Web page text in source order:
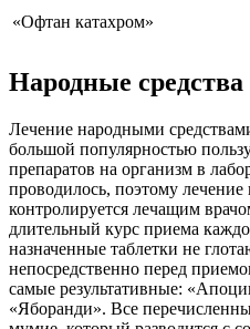
«Офтан катахром»
Народные средства
Лечение народными
большой популярностью
препаратов на организм в
проводилось, поэтому
контролируется лечащим
длительный курс приема
назначенные таблетки не
непосредственно перед
самые результативные:
«Яборанди». Все